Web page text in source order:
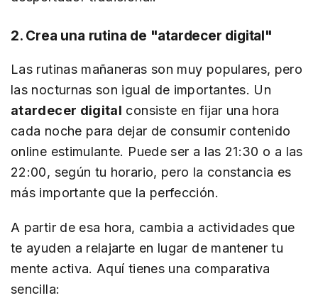
2. Crea una rutina de "atardecer digital"
Las rutinas mañaneras son muy populares, pero
las nocturnas son igual de importantes. Un
atardecer digital consiste en fijar una hora
cada noche para dejar de consumir contenido
online estimulante. Puede ser a las 21:30 o a las
22:00, según tu horario, pero la constancia es
más importante que la perfección.
A partir de esa hora, cambia a actividades que
te ayuden a relajarte en lugar de mantener tu
mente activa. Aquí tienes una comparativa
sencilla: